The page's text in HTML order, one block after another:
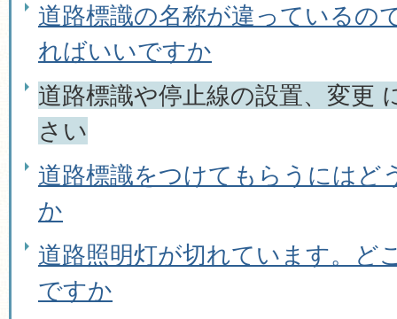
道路標識の名称が違っているの
ればいいですか
道路標識や停止線の設置、変更
さい
道路標識をつけてもらうにはど
か
道路照明灯が切れています。ど
ですか